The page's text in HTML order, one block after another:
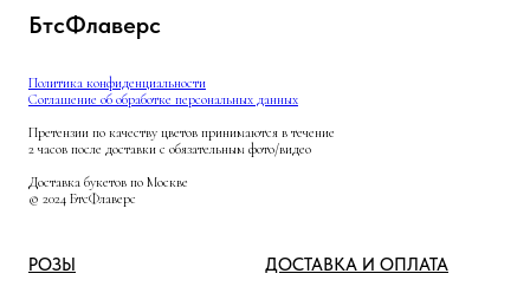
БтсФлаверс
Политика конфиденциальности
Соглашение об обработке персональных данных
Претензии по качеству цветов принимаются в течение
2 часов после доставки с обязательным фото/видео
Доставка букетов по Москве
© 2024 БтсФлаверс
РОЗЫ
ДОСТАВКА И ОПЛАТА